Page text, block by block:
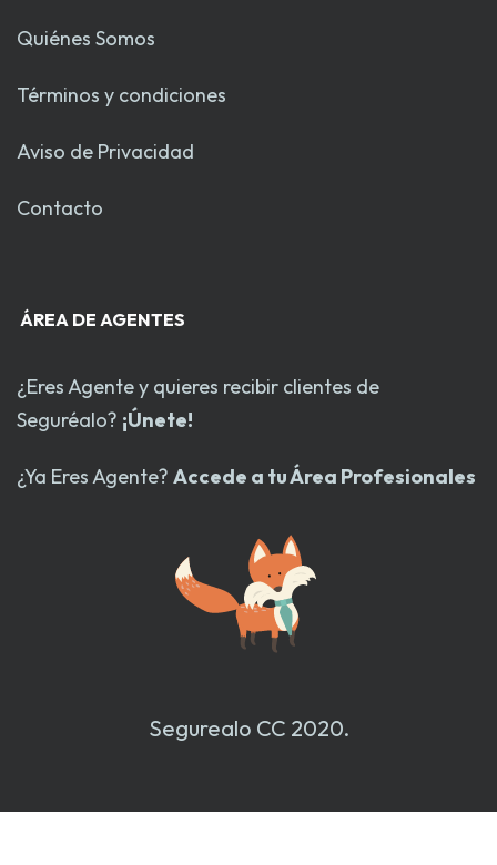
Quiénes Somos
Términos y condiciones
Aviso de Privacidad
Contacto
ÁREA DE AGENTES
¿Eres Agente y quieres recibir clientes de
Seguréalo? ¡Únete!
¿Ya Eres Agente? Accede a tu Área Profesionales
Segurealo CC 2020.